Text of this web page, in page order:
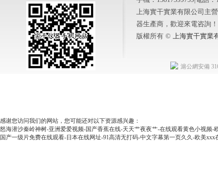
上海實干實業有限公司主
器生產商，歡迎來電咨詢！
版權所有 © 上海實干實業
滬公網安備
感谢您访问我们的网站，您可能还对以下资源感兴趣：
怒海潜沙秦岭神树-亚洲爱爱视频-国产香蕉在线-天天艹夜夜艹-在线观看黄色小视频
国产一级片免费在线观看-日本在线网址-91高清无打码-中文字幕第一页久久-欧美xxx